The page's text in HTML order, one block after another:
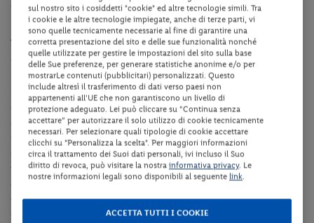
elettriche.
Sistemazioni
Gli Appartamenti bilocali (Junior Suite – ca. 39 mq) sono dotati di
servizi privati, angolo cottura, 1 camera da letto matrimoniale, TV
satellitare, frigo, divano letto, bollitore, microonde, stoviglie,
collegamento internet Wi-Fi e balcone. Occupazione massima 2
adulti + 2 bambini 0-13.99 anni.
Gli Appartamenti bilocali (Suite Superior – ca. 38 mq) sono dotati
di servizi privati, asciugacapelli, angolo cottura, 1 camera da letto
matrimoniale, TV satellitare, frigo, collegamento internet Wi-Fi,
divano letto, bollitore per l'acqua, microonde, stoviglie e balcone.
Occupazione massima 2 adulti + 2 bambini 0-13.99 anni.
Gli Appartamenti trilocali (Family suite – ca. 51 mq) sono dotati di
sul nostro sito i cosiddetti "cookie" ed altre tecnologie simili. Tra
i cookie e le altre tecnologie impiegate, anche di terze parti, vi
sono quelle tecnicamente necessarie al fine di garantire una
corretta presentazione del sito e delle sue funzionalità nonché
quelle utilizzate per gestire le impostazioni del sito sulla base
delle Sue preferenze, per generare statistiche anonime e/o per
mostrarLe contenuti (pubblicitari) personalizzati. Questo
include altresì il trasferimento di dati verso paesi non
appartenenti all'UE che non garantiscono un livello di
protezione adeguato. Lei può cliccare su “Continua senza
accettare” per autorizzare il solo utilizzo di cookie tecnicamente
necessari. Per selezionare quali tipologie di cookie accettare
clicchi su "Personalizza la scelta". Per maggiori informazioni
circa il trattamento dei Suoi dati personali, ivi incluso il Suo
diritto di revoca, può visitare la nostra informativa privacy. Le
nostre informazioni legali sono disponibili al seguente link.
ACCETTA TUTTI I COOKIE